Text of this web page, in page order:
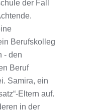
der Fall
Berufskolleg
- den
Beruf
Samira, ein
Eltern auf.
in der